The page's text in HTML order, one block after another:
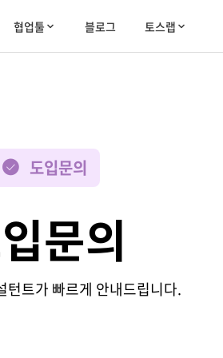
협업툴 블로그 토스랩
도입문의
문의
턴트가 빠르게 안내드립니다.